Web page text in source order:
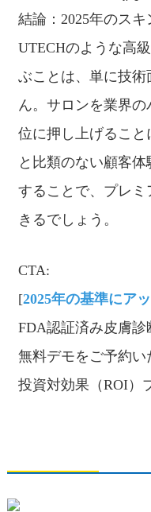
結論：2025年のス
UTECHのような高
ぶことは、単に技
ん。サロンを業界
位に押し上げるこ
と比類のない顧客
することで、プレ
きるでしょう。
CTA:
[2025年の基準にア
FDA認証済み皮膚診
無料デモをご予約
投資対効果（ROI）